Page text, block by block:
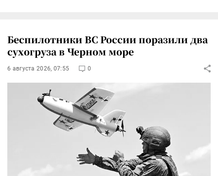
Беспилотники ВС России поразили два
сухогруза в Черном море
6 августа 2026, 07:55 0